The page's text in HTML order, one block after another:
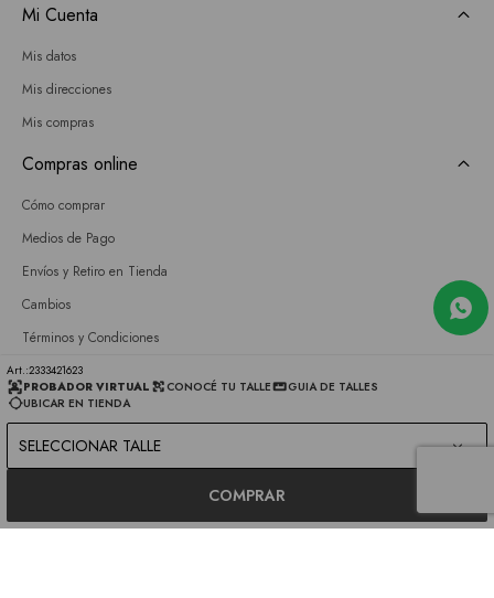
2333421623
PROBADOR VIRTUAL
CONOCÉ TU TALLE
GUIA DE TALLES
UBICAR EN TIENDA
SELECCIONAR TALLE
COMPRAR
Mi Cuenta
Mis datos
Mis direcciones
Mis compras
Compras online
Cómo comprar
Medios de Pago
Envíos y Retiro en Tienda
Cambios
Términos y Condiciones
GIFT CARD
Empresa
Sobre nosotros
Únete a nuestro equipo